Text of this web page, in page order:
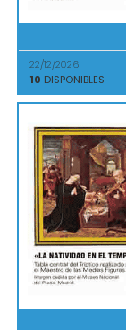
22/12/2026
10 DISPONIBLES